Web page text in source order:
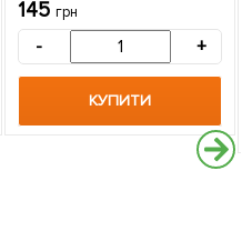
145 грн
- +
КУПИТИ